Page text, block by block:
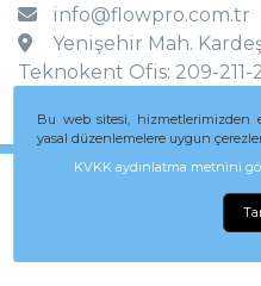
info@flowpro.com.tr
Yenişehir Mah.
Teknokent Ofis: 209-211-
Bu web sitesi, hizmetlerimizden
yasal düzenlemelere uygun
KVKK aydınlatma metnini